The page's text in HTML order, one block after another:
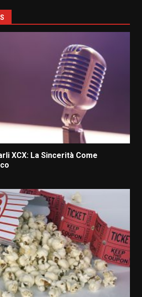
XCX: La Sincerità Come